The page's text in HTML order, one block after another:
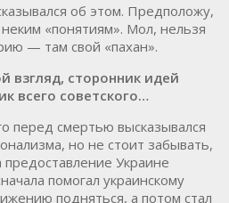
об этом. Предположу,
«понятиям». Мол, нельзя
— там свой «пахан».
взгляд, сторонник идей
всего советского…
перед смертью высказывался
но не стоит забывать,
Украине
помогал украинскому
подняться, а потом стал